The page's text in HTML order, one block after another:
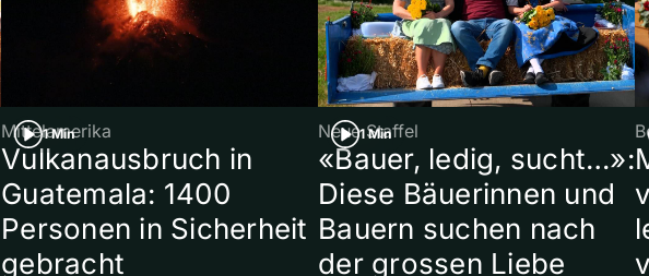
1 Min
Mittelamerika
Vulkanausbruch in
Guatemala: 1400
Personen in Sicherheit
gebracht
1 Min
Neue Staffel
«Bauer, ledig, sucht…»:
Diese Bäuerinnen und
Bauern suchen nach
der grossen Liebe